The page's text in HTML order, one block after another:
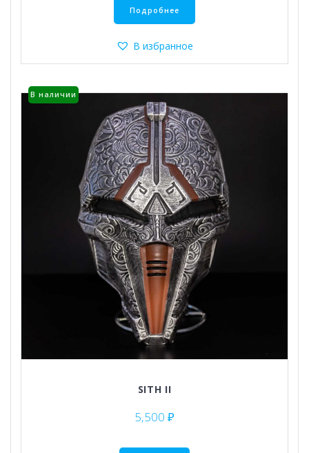
Подробнее
В избранное
В наличии
SITH II
5,500 ₽